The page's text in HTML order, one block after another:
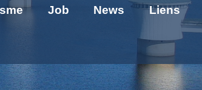
Job News Liens